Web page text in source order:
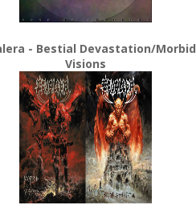
- Bestial Devastation/Morbid
Visions